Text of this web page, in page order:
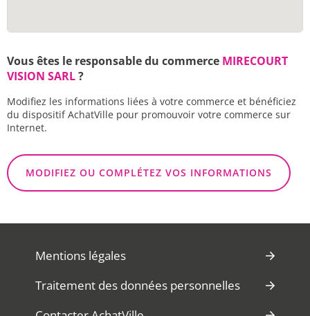
Vous êtes le responsable du commerce MIRECOURT
VISION SARL?
Modifiez les informations liées à votre commerce et bénéficiez
du dispositif AchatVille pour promouvoir votre commerce sur
Internet.
MODIFIEZ OU COMPLÉTEZ VOS INFORMATIONS
Mentions légales
Traitement des données personnelles